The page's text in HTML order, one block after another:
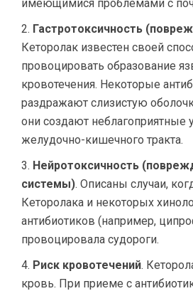
имеющимися проблемами с
Гастротоксичность
Кеторолак известен своей
провоцировать образование
кровотечения. Некоторые
раздражают слизистую
они создают неблагоприятные
желудочно-кишечного тракта.
Нейротоксичность
системы). Описаны случаи,
Кеторолака и некоторых
антибиотиков (например,
провоцировала судороги.
Риск кровотечений.
кровь. При приеме с